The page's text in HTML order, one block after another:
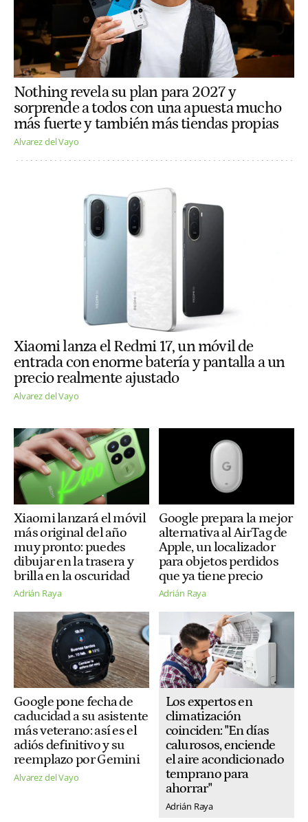
Nothing revela su plan para 2027 y
sorprende a todos con una apuesta mucho
más fuerte y también más tiendas propias
Alvarez del Vayo
Xiaomi lanza el Redmi 17, un móvil de
entrada con enorme batería y pantalla a un
precio realmente ajustado
Alvarez del Vayo
Xiaomi lanzará el móvil
más original del año
muy pronto: puedes
dibujar en la trasera y
brilla en la oscuridad
Adrián Raya
Google prepara la mejor
alternativa al AirTag de
Apple, un localizador
para objetos perdidos
que ya tiene precio
Adrián Raya
Google pone fecha de
caducidad a su asistente
más veterano: así es el
adiós definitivo y su
reemplazo por Gemini
Alvarez del Vayo
Los expertos en
climatización
coinciden: "En días
calurosos, enciende
el aire acondicionado
temprano para
ahorrar"
Adrián Raya